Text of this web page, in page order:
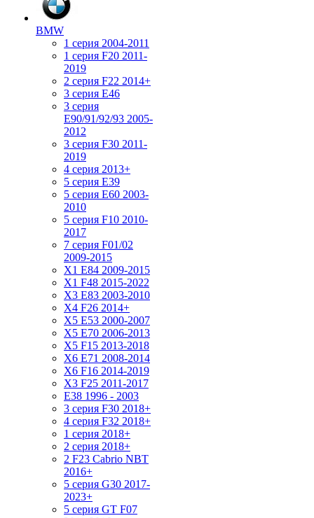
BMW
1 серия 2004-2011
1 серия F20 2011-
2019
2 серия F22 2014+
3 серия Е46
3 серия
E90/91/92/93 2005-
2012
3 серия F30 2011-
2019
4 серия 2013+
5 серия E39
5 серия E60 2003-
2010
5 серия F10 2010-
2017
7 серия F01/02
2009-2015
X1 E84 2009-2015
X1 F48 2015-2022
X3 E83 2003-2010
X4 F26 2014+
X5 E53 2000-2007
X5 E70 2006-2013
X5 F15 2013-2018
X6 E71 2008-2014
X6 F16 2014-2019
X3 F25 2011-2017
E38 1996 - 2003
3 серия F30 2018+
4 серия F32 2018+
1 серия 2018+
2 серия 2018+
2 F23 Cabrio NBT
2016+
5 серия G30 2017-
2023+
5 серия GT F07